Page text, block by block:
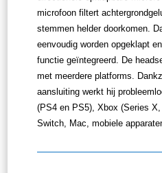
microfoon filtert
stemmen helder doorkomen.
eenvoudig worden opgeklapt
functie geïntegreerd. De
met meerdere platforms.
aansluiting werkt hij
(PS4 en PS5), Xbox (Series
Switch, Mac, mobiele